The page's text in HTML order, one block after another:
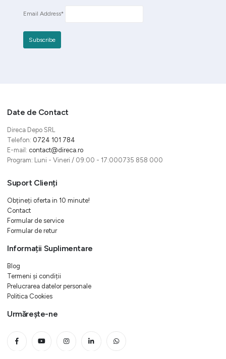
Email Address*
Date de Contact
Direca Depo SRL
Telefon: 0724 101 784
E-mail: contact@direca.ro
Program: Luni - Vineri / 09:00 - 17:000735 858 000
Suport Clienți
Obțineți oferta in 10 minute!
Contact
Formular de service
Formular de retur
Informații Suplimentare
Blog
Termeni și condiții
Prelucrarea datelor personale
Politica Cookies
Urmărește-ne